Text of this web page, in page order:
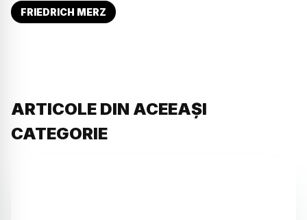
FRIEDRICH MERZ
ARTICOLE DIN ACEEAȘI
CATEGORIE